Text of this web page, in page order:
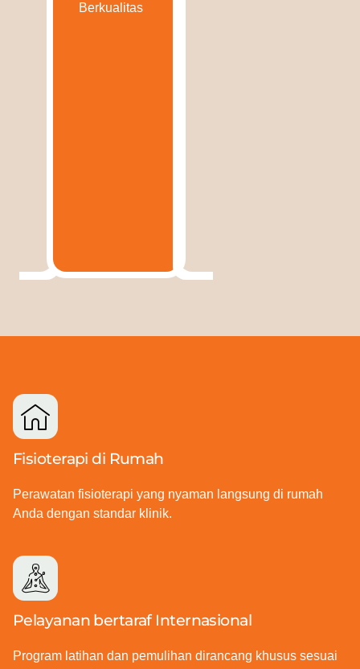
Berkualitas
Fisioterapi di Rumah
Perawatan fisioterapi yang nyaman langsung di rumah
Anda dengan standar klinik.
Pelayanan bertaraf Internasional
Program latihan dan pemulihan dirancang khusus sesuai